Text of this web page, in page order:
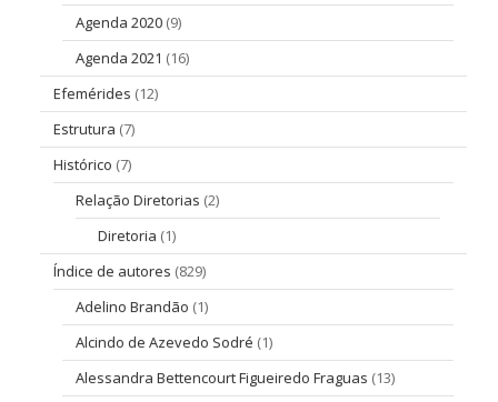
Agenda 2020 (9)
Agenda 2021 (16)
Efemérides (12)
Estrutura (7)
Histórico (7)
Relação Diretorias (2)
Diretoria (1)
Índice de autores (829)
Adelino Brandão (1)
Alcindo de Azevedo Sodré (1)
Alessandra Bettencourt Figueiredo Fraguas (13)